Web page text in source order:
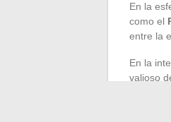
En la
como el
entre la
En la
valioso